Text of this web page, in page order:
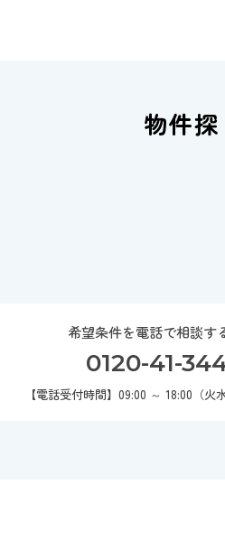
物件
希望条件を電話で相談す
0120-41-
【電話受付時間】09:00 ～ 18:00（火